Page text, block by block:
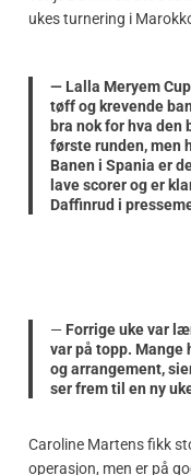
ukes turnering i
— Lalla Meryem
tøff og krevende
bra nok for hva den
første runden, men
Banen i Spania er
lave scorer og er
Daffinrud i
—Forrige uke var
var på topp. Mange
og arrangement,
ser frem til en ny
Caroline Martens fikk
operasjon, men er på